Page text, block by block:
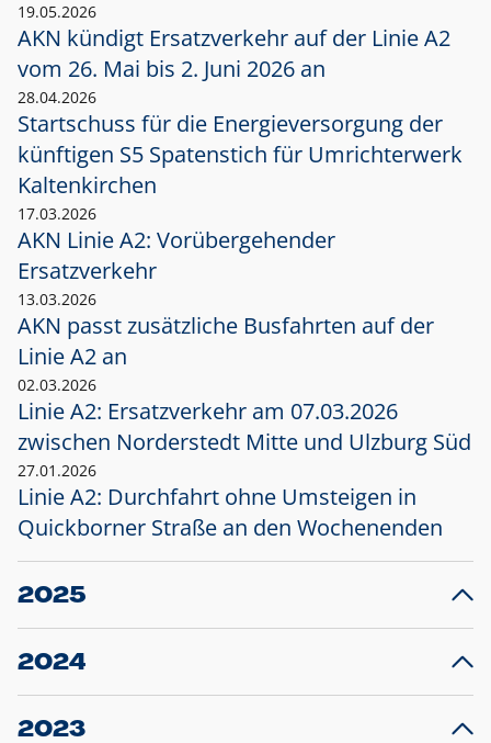
19.05.2026
AKN kündigt Ersatzverkehr auf der Linie A2
vom 26. Mai bis 2. Juni 2026 an
28.04.2026
Startschuss für die Energieversorgung der
künftigen S5 Spatenstich für Umrichterwerk
Kaltenkirchen
17.03.2026
AKN Linie A2: Vorübergehender
Ersatzverkehr
13.03.2026
AKN passt zusätzliche Busfahrten auf der
Linie A2 an
02.03.2026
Linie A2: Ersatzverkehr am 07.03.2026
zwischen Norderstedt Mitte und Ulzburg Süd
27.01.2026
Linie A2: Durchfahrt ohne Umsteigen in
Quickborner Straße an den Wochenenden
2025
23.12.2025
Projekt S5: Start der Bauarbeiten am
2024
10.12.2024
Großprojekt S5: Sperrung der Bahnstraße in
2023